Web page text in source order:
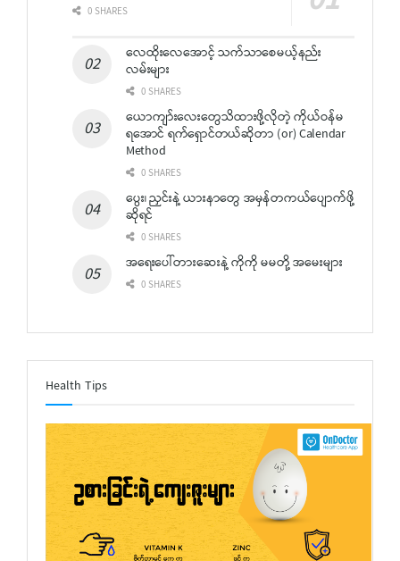
0 SHARES
လေထိုးလေအောင့် သက်သာစေမယ့်နည်း
လမ်းများ
0 SHARES
ယောကျာ်းလေးတွေသိထားဖို့လိုတဲ့ ကိုယ်ဝန်မ
ရအောင် ရက်ရှောင်တယ်ဆိုတာ (or) Calendar
Method
0 SHARES
ပွေး၊ ညှင်းနဲ့ ယားနာတွေ အမှန်တကယ်ပျောက်ဖို့
ဆိုရင်
0 SHARES
အရေးပေါ်တားဆေးနဲ့ ကိုကို မမတို့ အမေးများ
0 SHARES
Health Tips